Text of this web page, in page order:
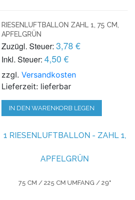
RIESENLUFTBALLON ZAHL 1, 75 CM,
APFELGRÜN
Zuzügl. Steuer: 3,78 €
Inkl. Steuer: 4,50 €
zzgl.Versandkosten
Lieferzeit: lieferbar
IN DEN WARENKORB LEGEN
1 RIESENLUFTBALLON - ZAHL 1,
APFELGRÜN
75 CM / 225 CM UMFANG / 29"